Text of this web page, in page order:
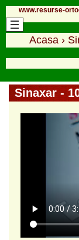
www.resurse-
Acasa ›
Sinaxar -